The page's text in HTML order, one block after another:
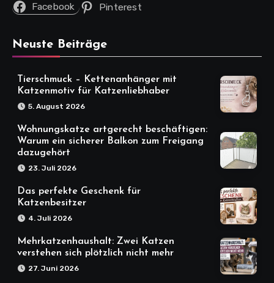
Facebook Pinterest
Neuste Beiträge
Tierschmuck – Kettenanhänger mit
Katzenmotiv für Katzenliebhaber
5. August 2026
Wohnungskatze artgerecht beschäftigen:
Warum ein sicherer Balkon zum Freigang
dazugehört
23. Juli 2026
Das perfekte Geschenk für
Katzenbesitzer
4. Juli 2026
Mehrkatzenhaushalt: Zwei Katzen
verstehen sich plötzlich nicht mehr
27. Juni 2026